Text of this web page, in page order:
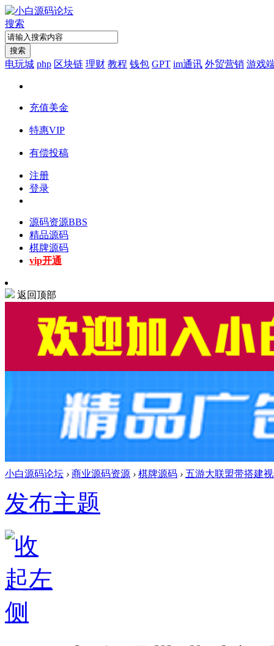
搜索
搜索
电玩城 php 区块链 理财 教程 钱包 GPT im通讯 外贸营销 游戏
充值美金
特惠VIP
有偿投稿
注册
登录
源码资源BBS
精品源码
棋牌源码
vip开通
返回顶部
小白源码论坛 › 商业源码资源 › 棋牌源码 › 五游大联盟带搭建
发布主题